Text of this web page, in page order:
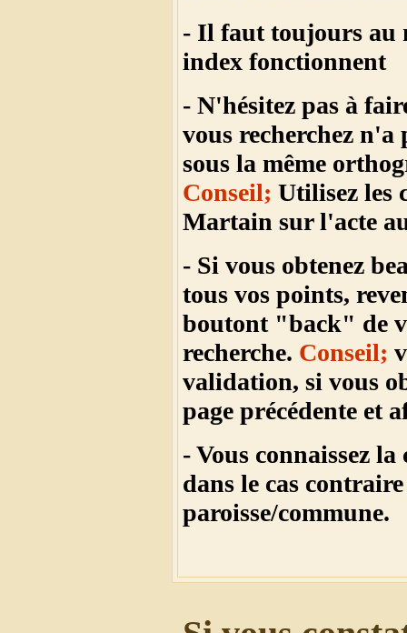
- Il faut toujours au
index fonctionnent
- N'hésitez pas à
vous recherchez n'a
sous la même
Conseil; Utilisez les
Martain sur l'acte
- Si vous obtenez
tous vos points,
boutont "back" de
recherche. Conseil;
validation, si vous
page précédente et
- Vous connaissez
dans le cas
paroisse/commune.